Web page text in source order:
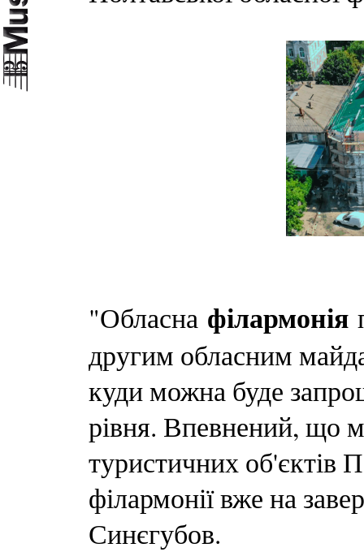
"Обласна філармонія
другим обласним
куди можна буде
рівня. Впевнений, що
туристичних об'єктів
філармонії вже на
Синєгубов.